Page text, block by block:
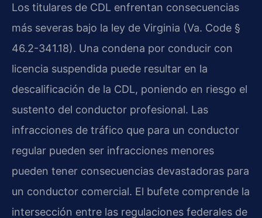
Los titulares de CDL enfrentan consecuencias
más severas bajo la ley de Virginia (Va. Code §
46.2-341.18). Una condena por conducir con
licencia suspendida puede resultar en la
descalificación de la CDL, poniendo en riesgo el
sustento del conductor profesional. Las
infracciones de tráfico que para un conductor
regular pueden ser infracciones menores
pueden tener consecuencias devastadoras para
un conductor comercial. El bufete comprende la
intersección entre las regulaciones federales de